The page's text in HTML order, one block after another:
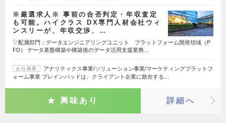
※厳選求人※ 事前の合否判定・年収査定
も可能。ハイクラス DX専門人材会社ウィ
ンスリーが、年収交渉、…
▽配属部門：データエンジニアリングユニット プラットフォーム開発領域（P
FD） データ基盤構築や構築後のデータ活用支援業務…
会社概要
アナリティクス事業/ソリューション事業/マーケティングプラットフ
ォーム事業 ブレインパッドは、クライアント企業に散在する…
興味あり 詳細へ